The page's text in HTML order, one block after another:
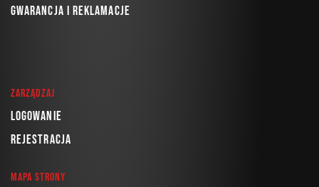
Gwarancja i reklamacje
Zarządzaj
Logowanie
Rejestracja
Mapa strony